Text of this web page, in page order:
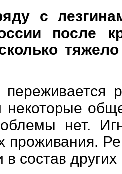
с
после
переживается
некоторые
нет.
проживания.
состав других